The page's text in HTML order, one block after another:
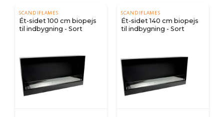
SCANDIFLAMES
Ét-sidet 100 cm biopejs
til indbygning - Sort
SCANDIFLAMES
Ét-sidet 140 cm biopejs
til indbygning - Sort